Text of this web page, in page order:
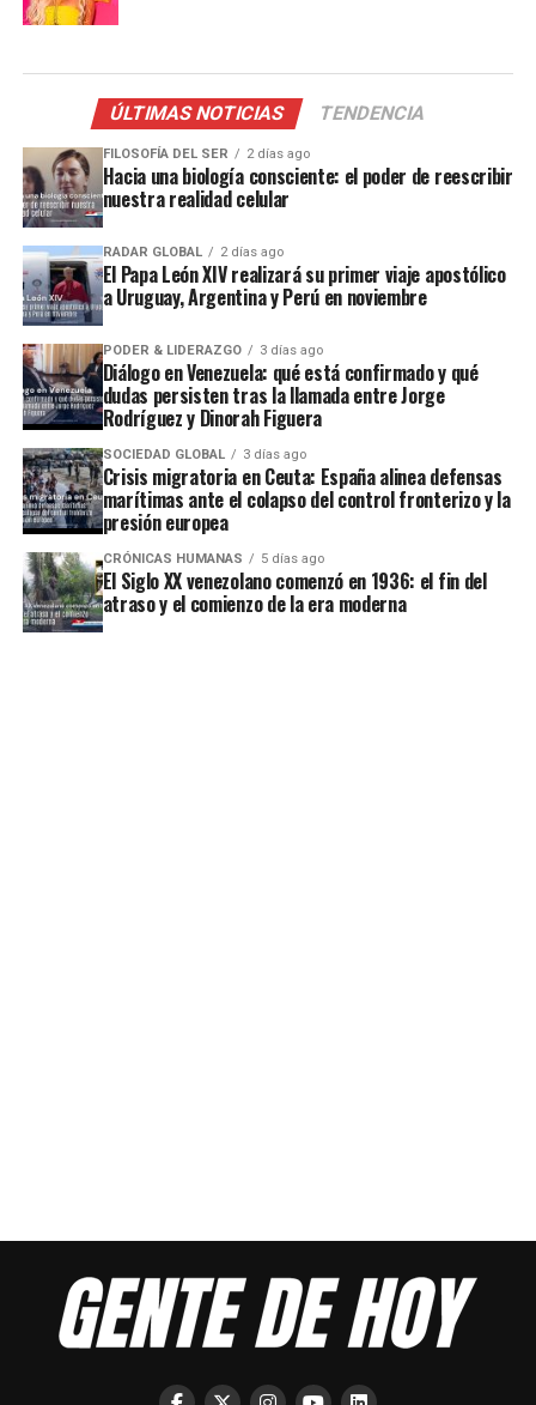
ÚLTIMAS NOTICIAS TENDENCIA
FILOSOFÍA DEL SER 2 días ago
Hacia una biología consciente: el poder de reescribir
nuestra realidad celular
RADAR GLOBAL 2 días ago
El Papa León XIV realizará su primer viaje apostólico
a Uruguay, Argentina y Perú en noviembre
PODER & LIDERAZGO 3 días ago
Diálogo en Venezuela: qué está confirmado y qué
dudas persisten tras la llamada entre Jorge
Rodríguez y Dinorah Figuera
SOCIEDAD GLOBAL 3 días ago
Crisis migratoria en Ceuta: España alinea defensas
marítimas ante el colapso del control fronterizo y la
presión europea
CRÓNICAS HUMANAS 5 días ago
El Siglo XX venezolano comenzó en 1936: el fin del
atraso y el comienzo de la era moderna